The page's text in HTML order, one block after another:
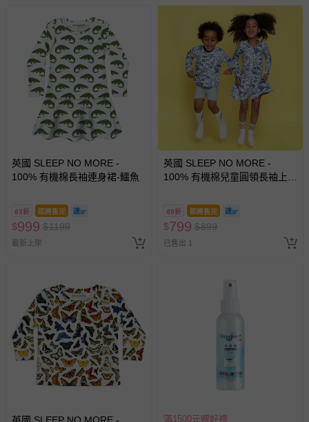
商品如因「價格、組合」等錯誤原因，導致無法安排出貨，
會主動以簡訊及mail通知訂單取消事宜，並將提供適當補
償。
英國 SLEEP NO MORE -
100% 有機棉長袖連身裙-鱷魚
83折 即將售完
$999 $1199
最新上架
英國 SLEEP NO MORE -
100% 有機棉兒童圓領長袖上
89折 即將售完
$799 $899
已售出 1
滿1500元贈好禮